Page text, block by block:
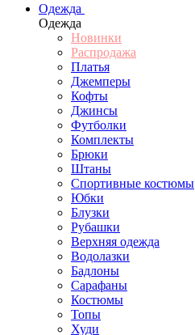
Одежда
Одежда
Новинки
Распродажа
Платья
Джемперы
Кофты
Джинсы
Футболки
Комплекты
Брюки
Штаны
Спортивные костюмы
Юбки
Блузки
Рубашки
Верхняя одежда
Водолазки
Бадлоны
Сарафаны
Костюмы
Топы
Худи